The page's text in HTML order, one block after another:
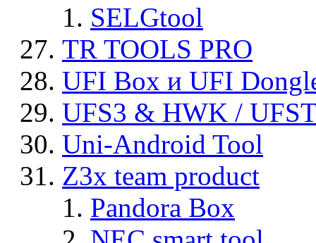
SELGtool
TR TOOLS PRO
UFI Box и UFI
UFS3 & HWK /
Uni-Android Tool
Z3x team product
Pandora Box